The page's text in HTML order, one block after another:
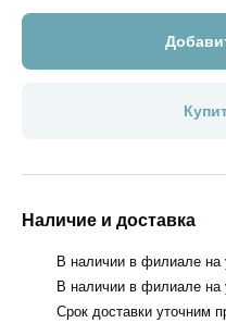
Наличие и доставка
В наличии в филиале на
В наличии в филиале на
Срок доставки уточним